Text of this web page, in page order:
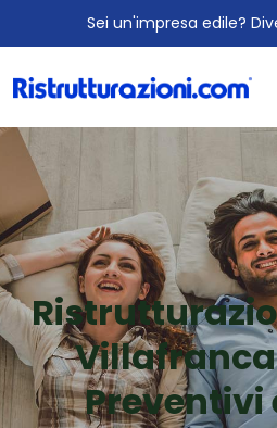
Sei un'impresa edile?
Preventivi